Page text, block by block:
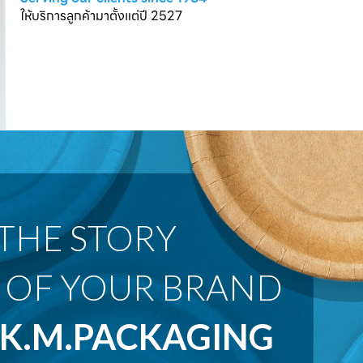
ให้บริการลูกค้ามาตั้งแต่ปี 2527
OF YOUR BRAND